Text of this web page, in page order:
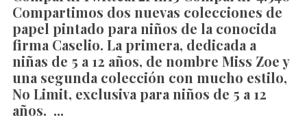
Compartimos dos nuevas colecciones de
papel pintado para niños de la conocida
firma Caselio. La primera, dedicada a
niñas de 5 a 12 años, de nombre Miss Zoe y
una segunda colección con mucho estilo,
No Limit, exclusiva para niños de 5 a 12
años. ...